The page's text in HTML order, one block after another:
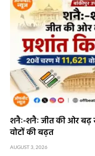
शनैः-शनैः जीत की ओर बढ़
वोटों की बढ़त
AUGUST 3, 2026